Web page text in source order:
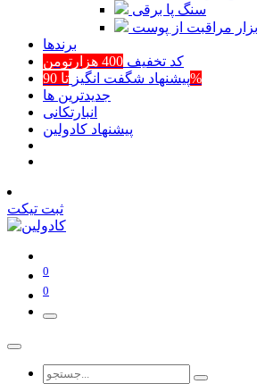
سنگ پا برقی
ابزار مراقبت از پوست
برند‌ها
کد تخفیف 400 هزارتومن
پیشنهاد شگفت انگیزتا 90%
جدیدترین ها
انبارتکانی
پیشنهاد کادولین
ثبت تیکت
0
0